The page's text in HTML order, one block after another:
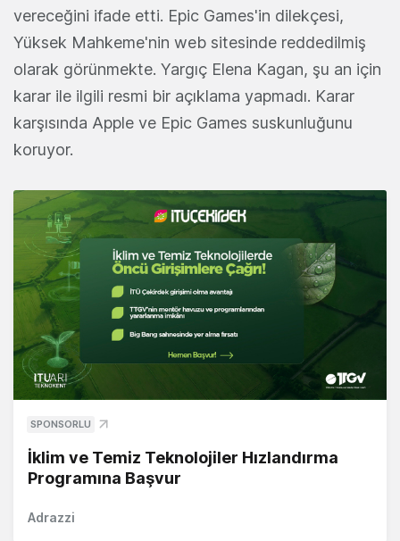
vereceğini ifade etti. Epic Games'in dilekçesi,
Yüksek Mahkeme'nin web sitesinde reddedilmiş
olarak görünmekte. Yargıç Elena Kagan, şu an için
karar ile ilgili resmi bir açıklama yapmadı. Karar
karşısında Apple ve Epic Games suskunluğunu
koruyor.
SPONSORLU
İklim ve Temiz Teknolojiler Hızlandırma
Programına Başvur
Adrazzi